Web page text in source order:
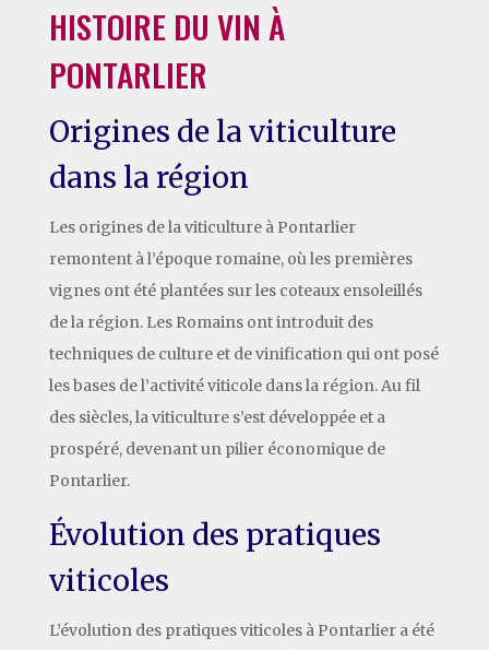
HISTOIRE DU VIN À
PONTARLIER
Origines de la viticulture
dans la région
Les origines de la viticulture à Pontarlier
remontent à l’époque romaine, où les premières
vignes ont été plantées sur les coteaux ensoleillés
de la région. Les Romains ont introduit des
techniques de culture et de vinification qui ont posé
les bases de l’activité viticole dans la région. Au fil
des siècles, la viticulture s’est développée et a
prospéré, devenant un pilier économique de
Pontarlier.
Évolution des pratiques
viticoles
L’évolution des pratiques viticoles à Pontarlier a été